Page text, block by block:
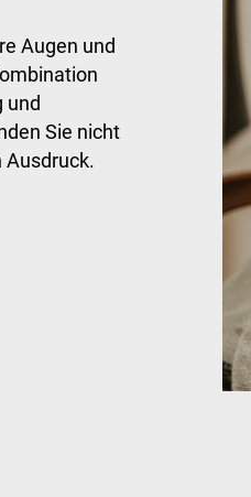
Augen und
und
Sie nicht
Ausdruck.